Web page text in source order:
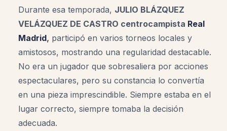
Durante esa temporada, JULIO BLÁZQUEZ
VELÁZQUEZ DE CASTRO centrocampista Real
Madrid, participó en varios torneos locales y
amistosos, mostrando una regularidad destacable.
No era un jugador que sobresaliera por acciones
espectaculares, pero su constancia lo convertía
en una pieza imprescindible. Siempre estaba en el
lugar correcto, siempre tomaba la decisión
adecuada.